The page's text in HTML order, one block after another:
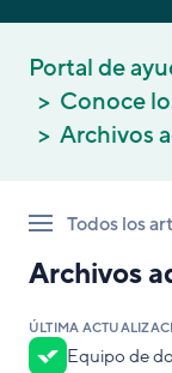
Portal de
Conoce
Archivos
Todos los
Archivos
ÚLTIMA
Equipo de